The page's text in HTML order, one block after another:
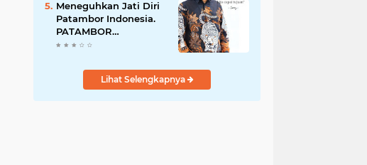
Saat Diciduk Bersama
Sabu
Meneguhkan Jati Diri
Patambor Indonesia.
PATAMBOR
INDONESIA Akan
Jakarta.
Lihat Selengkapnya